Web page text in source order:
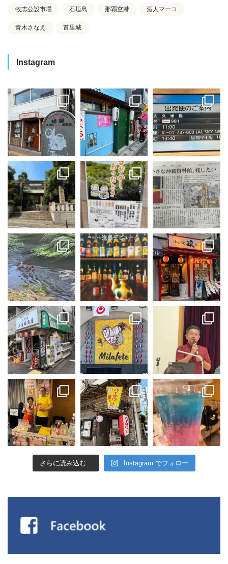
牧志公設市場 石垣島 那覇空港 酒人マーコ
青木さなえ 首里城
Instagram
さらに読み込む... Instagram でフォロー